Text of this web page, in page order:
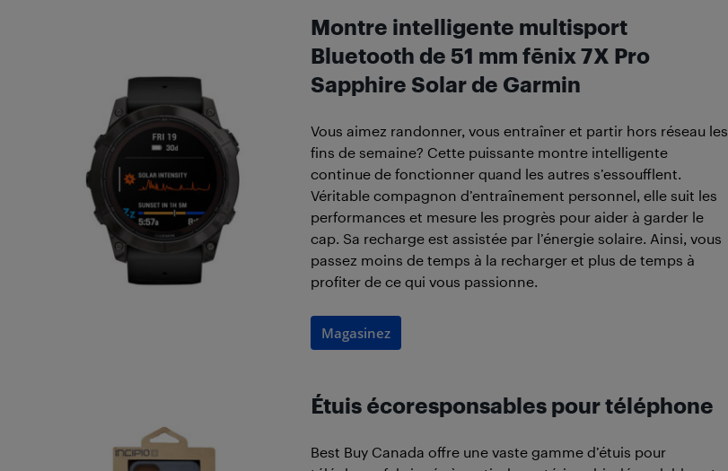
Montre intelligente multisport
Bluetooth de 51 mm fēnix 7X Pro
Sapphire Solar de Garmin
Vous aimez randonner, vous entraîner et partir hors réseau les
fins de semaine? Cette puissante montre intelligente
continue de fonctionner quand les autres s’essoufflent.
Véritable compagnon d’entraînement personnel, elle suit les
performances et mesure les progrès pour aider à garder le
cap. Sa recharge est assistée par l’énergie solaire. Ainsi, vous
passez moins de temps à la recharger et plus de temps à
profiter de ce qui vous passionne.
Magasinez
Étuis écoresponsables pour téléphone
Best Buy Canada offre une vaste gamme d’étuis pour